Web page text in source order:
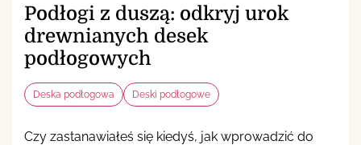
Podłogi z duszą: odkryj urok
drewnianych desek
podłogowych
Deska podłogowa Deski podłogowe
Czy zastanawiałeś się kiedyś, jak wprowadzić do